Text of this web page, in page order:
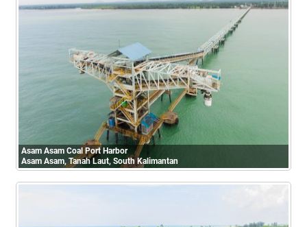
Asam Asam Coal Port Harbor
Asam Asam, Tanah Laut, South Kalimantan